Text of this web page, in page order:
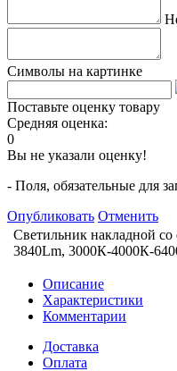
Символы на картинке
Поставьте оценку товару
Средняя оценка:
0
Вы не указали оценку!
- Поля, обязательные для
Опубликовать Отменить
Светильник накладной со
3840Lm, 3000К-4000К-
Описание
Характеристики
Комментарии
Доставка
Оплата